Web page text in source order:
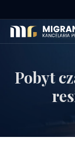
Pobyt